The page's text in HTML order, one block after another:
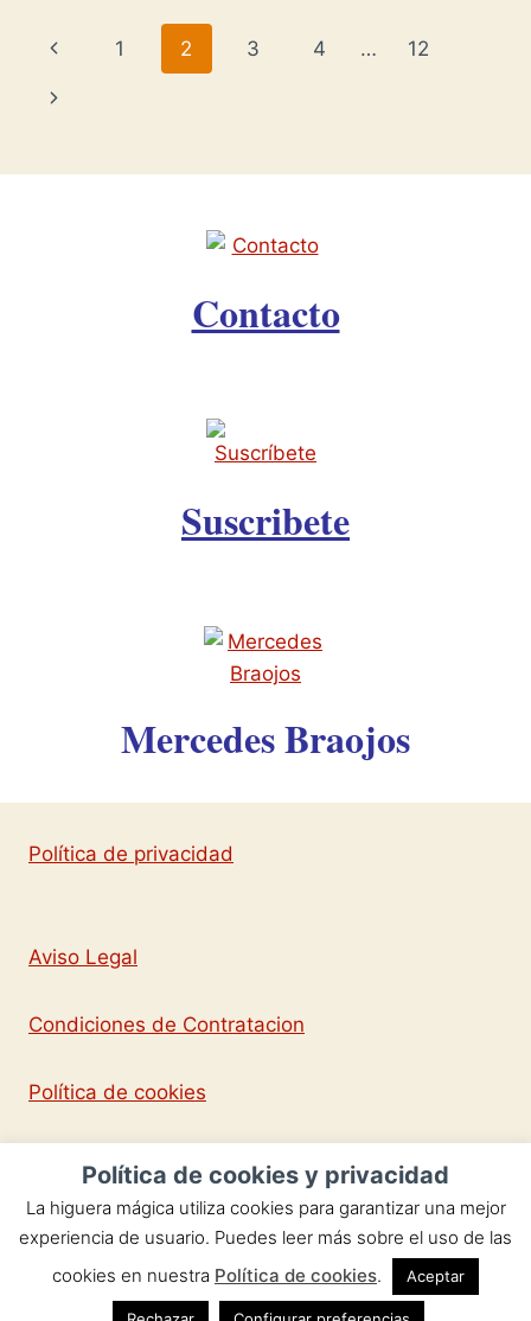
DE
RELACIÓN
AL
Navegación
de
Página
anterior
1 2 3 4 … 12
Siguiente
Contacto
Suscribete
Mercedes Braojos
Política de privacidad
Aviso Legal
Condiciones de Contratacion
Política de cookies
Copyright © 2026 La Higuera Mágica -por
Mercedes Braojos - Todos los derechos
reservados.
Política de cookies y privacidad
La higuera mágica utiliza cookies para garantizar una mejor
experiencia de usuario. Puedes leer más sobre el uso de las
cookies en nuestra Política de cookies. Aceptar